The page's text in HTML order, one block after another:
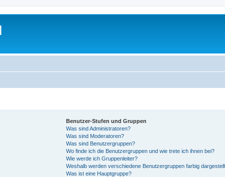
Benutzer-Stufen und Gruppen
Was sind Administratoren?
Was sind Moderatoren?
Was sind Benutzergruppen?
Wo finde ich die Benutzergruppen und wie trete ich ihnen bei?
Wie werde ich Gruppenleiter?
Weshalb werden verschiedene Benutzergruppen farbig
Was ist eine Hauptgruppe?